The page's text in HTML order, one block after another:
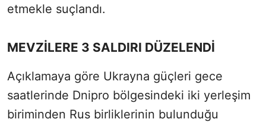
etmekle suçlandı.
MEVZİLERE 3 SALDIRI DÜZELENDİ
Açıklamaya göre Ukrayna güçleri gece
saatlerinde Dnipro bölgesindeki iki yerleşim
biriminden Rus birliklerinin bulunduğu